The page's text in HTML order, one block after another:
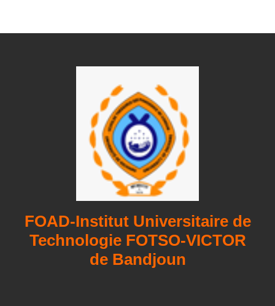
FOAD-Institut Universitaire de
Technologie FOTSO-VICTOR
de Bandjoun